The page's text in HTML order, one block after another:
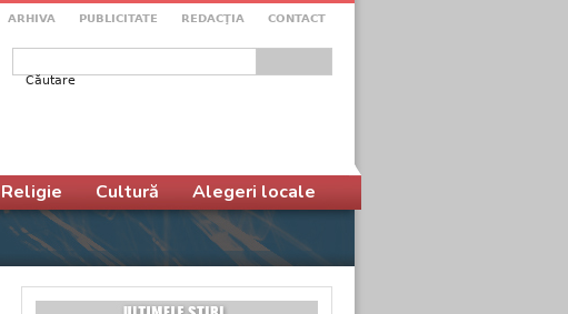
ARHIVA PUBLICITATE REDACŢIA CONTACT
Formular de căutare
Religie Cultură Alegeri locale